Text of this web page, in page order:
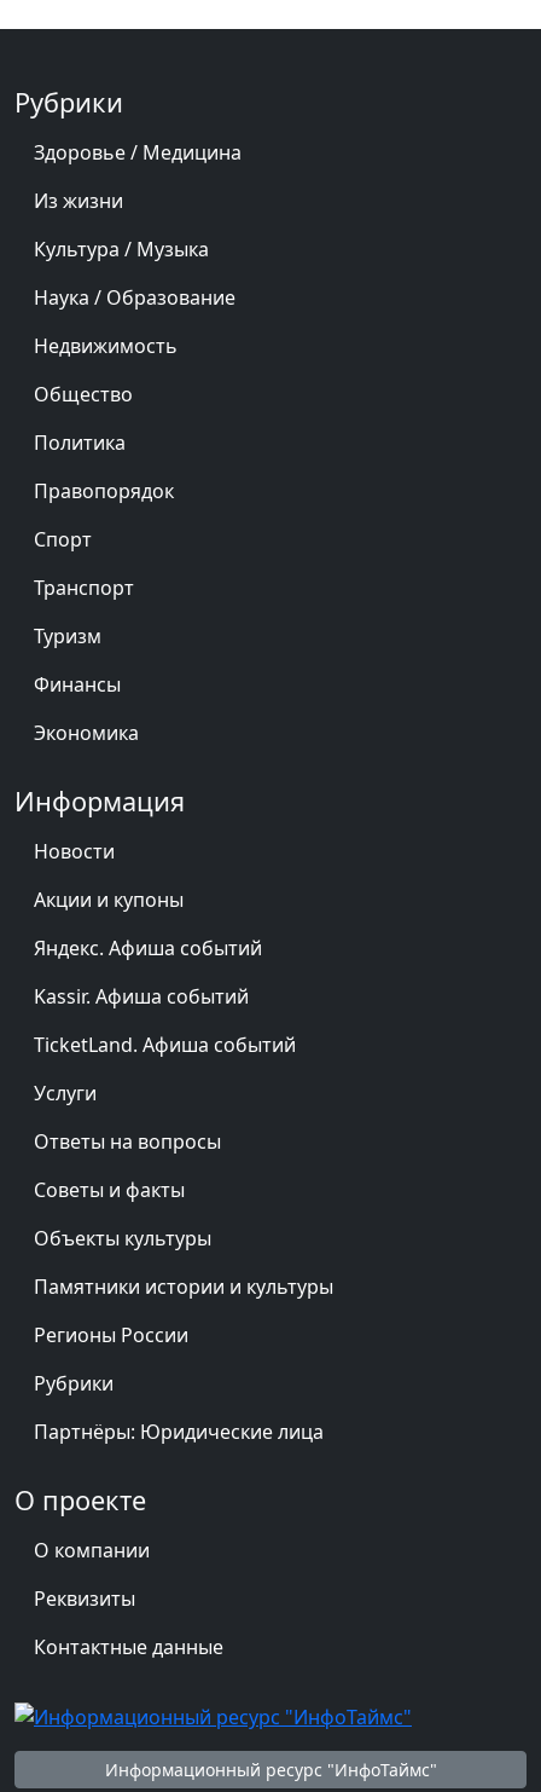
Рубрики
Здоровье / Медицина
Из жизни
Культура / Музыка
Наука / Образование
Недвижимость
Общество
Политика
Правопорядок
Спорт
Транспорт
Туризм
Финансы
Экономика
Информация
Новости
Акции и купоны
Яндекс. Афиша событий
Kassir. Афиша событий
TicketLand. Афиша событий
Услуги
Ответы на вопросы
Советы и факты
Объекты культуры
Памятники истории и культуры
Регионы России
Рубрики
Партнёры: Юридические лица
О проекте
О компании
Реквизиты
Контактные данные
Информационный ресурс "ИнфоТаймс"